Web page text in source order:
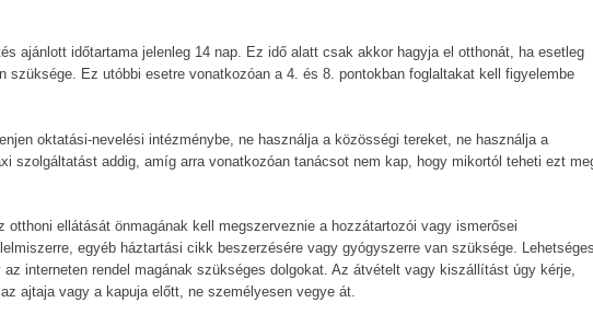
ajánlott időtartama jelenleg 14 nap. Ez idő alatt csak akkor hagyja el otthonát, ha esetleg
szüksége. Ez utóbbi esetre vonatkozóan a 4. és 8. pontokban foglaltakat kell figyelembe
oktatási-nevelési intézménybe, ne használja a közösségi tereket, ne használja a
szolgáltatást addig, amíg arra vonatkozóan tanácsot nem kap, hogy mikortól teheti ezt
otthoni ellátását önmagának kell megszerveznie a hozzátartozói vagy ismerősei
egyéb háztartási cikk beszerzésére vagy gyógyszerre van szüksége.
interneten rendel magának szükséges dolgokat. Az átvételt vagy kiszállítást úgy kérje,
ajtaja vagy a kapuja előtt, ne személyesen vegye át.